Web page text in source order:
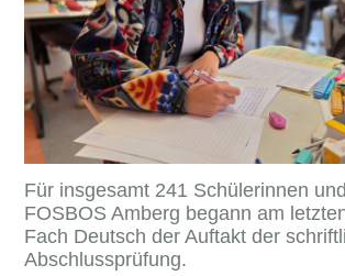
Für insgesamt 241 Schülerinnen
FOSBOS Amberg begann am
Fach Deutsch der Auftakt der
Abschlussprüfung.